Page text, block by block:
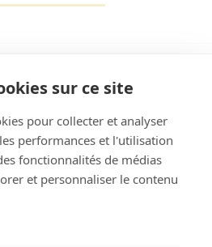
sur ce site
pour collecter et analyser
performances et l'utilisation
fonctionnalités de médias
et personnaliser le contenu